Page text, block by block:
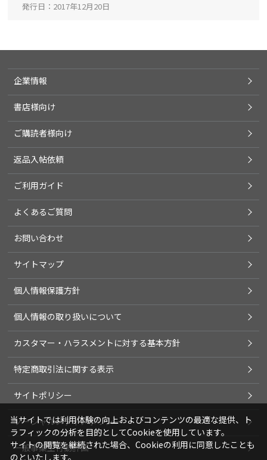
発行日
2017年12月20日
企業情報
書店様向け
ご購読者様向け
返品入帖依頼
ご利用ガイド
よくあるご質問
お問い合わせ
サイトマップ
個人情報保護方針
個人情報の取り扱いについて
カスタマー・ハラスメントに対する基本方針
特定商取引法に関する表示
サイトポリシー
ソーシャルメディアポリシー
一般事業主行動計画
当サイトでは利用体験の向上およびコンテンツの最適な提供、ト
ラフィックの分析を目的としてCookieを使用しています。
サイトの閲覧を継続された場合、Cookieの利用に同意したことも
のといたします。